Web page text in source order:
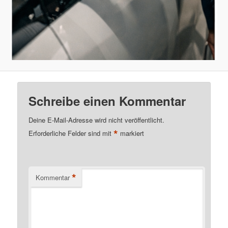
Schreibe einen Kommentar
Deine E-Mail-Adresse wird nicht veröffentlicht.
Erforderliche Felder sind mit* markiert
Kommentar *